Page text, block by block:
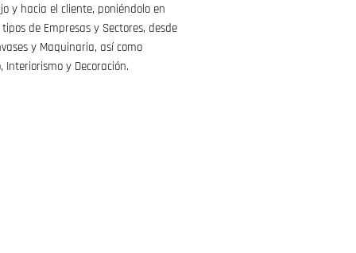
y hacia el cliente, poniéndolo en
de Empresas y Sectores, desde
y Maquinaria, así como
Interiorismo y Decoración.